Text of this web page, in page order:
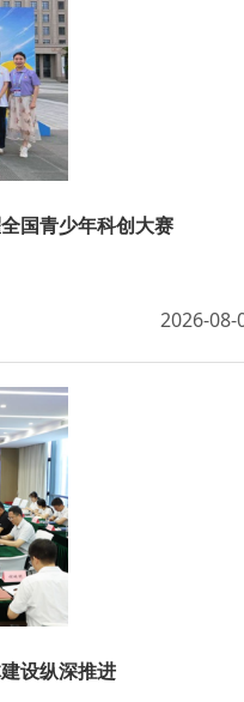
国青少年科创大赛
2026-08-
设纵深推进